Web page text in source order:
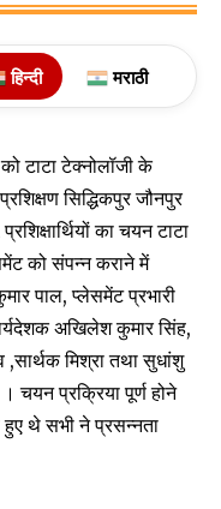
हिन्दी मराठी
टाटा टेक्नोलॉजी के
सिद्धिकपुर जौनपुर
का चयन टाटा
को संपन्न कराने में
पाल, प्लेसमेंट प्रभारी
अखिलेश कुमार सिंह,
मिश्रा तथा सुधांशु
। चयन प्रक्रिया पूर्ण होने
हुए थे सभी ने प्रसन्नता